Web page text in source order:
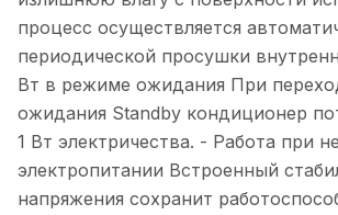
процесс осуществляется
периодической просушки
Вт в режиме ожидания При
ожидания Standby кондиционер
1 Вт электричества. - Работа при
электропитании Встроенный
напряжения сохранит